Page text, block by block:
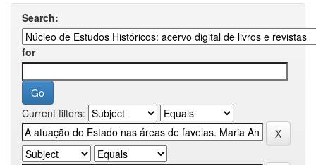
Search:
for
Current filters: